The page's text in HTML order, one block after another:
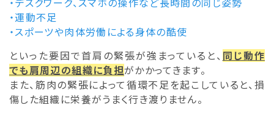
・デスクワーク、スマホの操作など長時間の同じ姿勢
・運動不足
・スポーツや肉体労働による身体の酷使
といった要因で首肩の緊張が強まっていると、 同じ動作
でも肩周辺の組織に負担がかかってきます。
また、筋肉の緊張によって循環不足を起こしていると、損
傷した組織に栄養がうまく行き渡りません。